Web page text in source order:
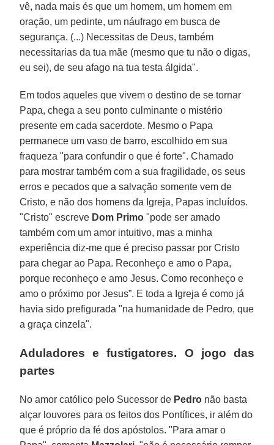
vê, nada mais és que um homem, um homem em
oração, um pedinte, um náufrago em busca de
segurança. (...) Necessitas de Deus, também
necessitarias da tua mãe (mesmo que tu não o digas,
eu sei), de seu afago na tua testa álgida".
Em todos aqueles que vivem o destino de se tornar
Papa, chega a seu ponto culminante o mistério
presente em cada sacerdote. Mesmo o Papa
permanece um vaso de barro, escolhido em sua
fraqueza "para confundir o que é forte". Chamado
para mostrar também com a sua fragilidade, os seus
erros e pecados que a salvação somente vem de
Cristo, e não dos homens da Igreja, Papas incluídos.
"Cristo" escreve Dom Primo "pode ser amado
também com um amor intuitivo, mas a minha
experiência diz-me que é preciso passar por Cristo
para chegar ao Papa. Reconheço e amo o Papa,
porque reconheço e amo Jesus. Como reconheço e
amo o próximo por Jesus”. E toda a Igreja é como já
havia sido prefigurada "na humanidade de Pedro, que
a graça cinzela".
Aduladores e fustigatores. O jogo das
partes
No amor católico pelo Sucessor de Pedro não basta
alçar louvores para os feitos dos Pontífices, ir além do
que é próprio da fé dos apóstolos. "Para amar o